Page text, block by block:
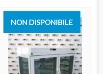
VENDUTO
NON DISPONIBILE